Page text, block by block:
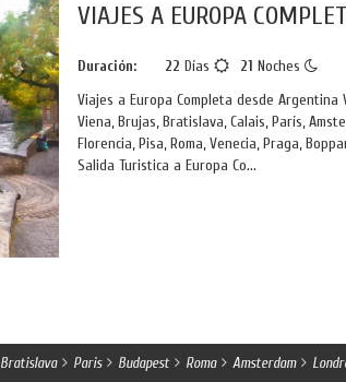
VIAJES A EUROPA
Duración: 22 Días 21 Noches
Viajes a Europa Completa desde Argentina
Viena, Brujas, Bratislava, Calais, París,
Florencia, Pisa, Roma, Venecia, Praga,
Salida Turistica a Europa Co...
Bratislava Paris Budapest Roma Amsterdam